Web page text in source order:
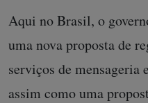
Aqui no Brasil, o
uma nova proposta de
serviços de mensageria
assim como uma